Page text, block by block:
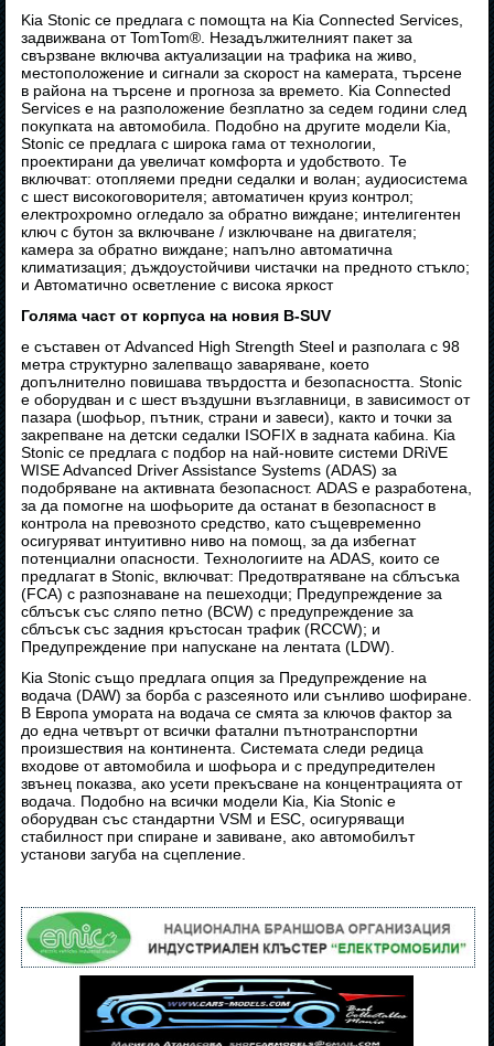
Kia Stonic се предлага с помощта на Kia Connected Services,
задвижвана от TomTom®. Незадължителният пакет за
свързване включва актуализации на трафика на живо,
местоположение и сигнали за скорост на камерата, търсене
в района на търсене и прогноза за времето. Kia Connected
Services е на разположение безплатно за седем години след
покупката на автомобила. Подобно на другите модели Kia,
Stonic се предлага с широка гама от технологии,
проектирани да увеличат комфорта и удобството. Те
включват: отопляеми предни седалки и волан; аудиосистема
с шест високоговорителя; автоматичен круиз контрол;
електрохромно огледало за обратно виждане; интелигентен
ключ с бутон за включване / изключване на двигателя;
камера за обратно виждане; напълно автоматична
климатизация; дъждоустойчиви чистачки на предното стъкло;
и Автоматично осветление с висока яркост
Голяма част от корпуса на новия B-SUV
е съставен от Advanced High Strength Steel и разполага с 98
метра структурно залепващо заваряване, което
допълнително повишава твърдостта и безопасността. Stonic
е оборудван и с шест въздушни възглавници, в зависимост от
пазара (шофьор, пътник, страни и завеси), както и точки за
закрепване на детски седалки ISOFIX в задната кабина. Kia
Stonic се предлага с подбор на най-новите системи DRiVE
WISE Advanced Driver Assistance Systems (ADAS) за
подобряване на активната безопасност. ADAS е разработена,
за да помогне на шофьорите да останат в безопасност в
контрола на превозното средство, като същевременно
осигуряват интуитивно ниво на помощ, за да избегнат
потенциални опасности. Технологиите на ADAS, които се
предлагат в Stonic, включват: Предотвратяване на сблъсъка
(FCA) с разпознаване на пешеходци; Предупреждение за
сблъсък със сляпо петно (BCW) с предупреждение за
сблъсък със задния кръстосан трафик (RCCW); и
Предупреждение при напускане на лентата (LDW).
Kia Stonic също предлага опция за Предупреждение на
водача (DAW) за борба с разсеяното или сънливо шофиране.
В Европа умората на водача се смята за ключов фактор за
до една четвърт от всички фатални пътнотранспортни
произшествия на континента. Системата следи редица
входове от автомобила и шофьора и с предупредителен
звънец показва, ако усети прекъсване на концентрацията от
водача. Подобно на всички модели Kia, Kia Stonic е
оборудван със стандартни VSM и ESC, осигуряващи
стабилност при спиране и завиване, ако автомобилът
установи загуба на сцепление.